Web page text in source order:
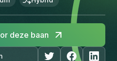
deze baan